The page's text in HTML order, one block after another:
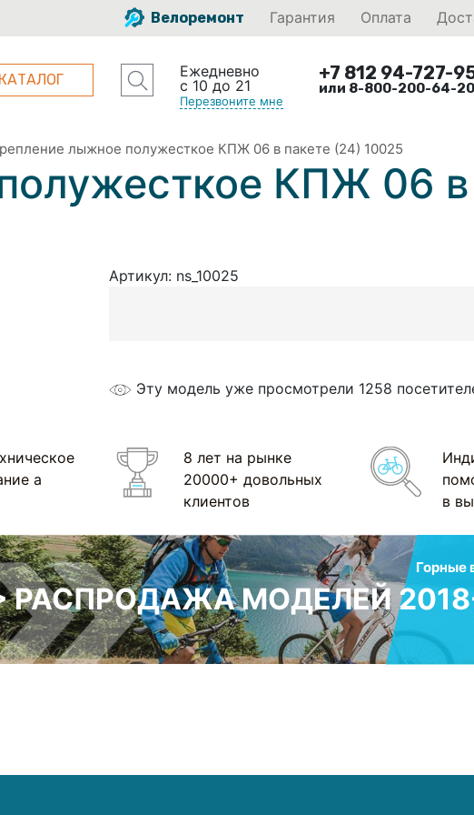
Велоремонт Гарантия Оплата
КАТАЛОГ
Ежедневно
с 10 до 21
Перезвоните мне
+7 812 94-727-
или 8-800-200-64-20
лыжное полужесткое КПЖ 06 в пакете (24) 10025
КПЖ 06 в
Артикул: ns_10025
Эту модель уже просмотрели 1258
а
8 лет на рынке
20000+ довольных
клиентов
в
Горные
РАСПРОДАЖА МОДЕЛЕЙ